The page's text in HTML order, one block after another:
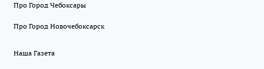
Про Город Чебоксары
Про Город Новочебоксарск
Наша Газета